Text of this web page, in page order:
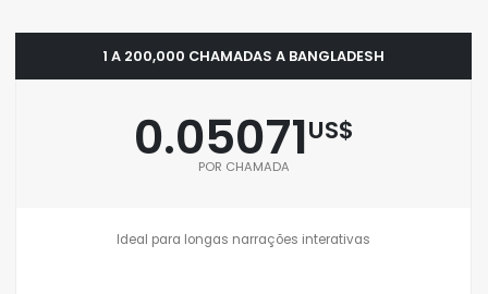
1 A 200,000 CHAMADAS A BANGLADESH
0.05071US$
POR CHAMADA
Ideal para longas narrações interativas